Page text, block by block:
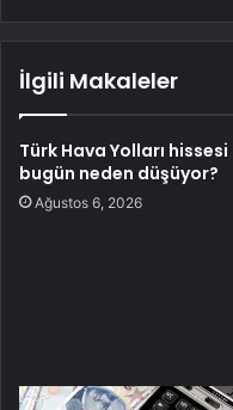
İlgili Makaleler
Türk Hava Yolları hissesi
bugün neden düşüyor?
Ağustos 6, 2026